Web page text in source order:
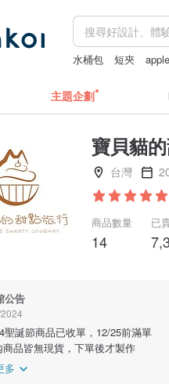
水桶包 短夾
主題企劃
寶貝貓
台灣
商品數量
14
已
公告
聖誕節商品已收單，12/25前滿單
商品皆無現貨，下單後才製作
多